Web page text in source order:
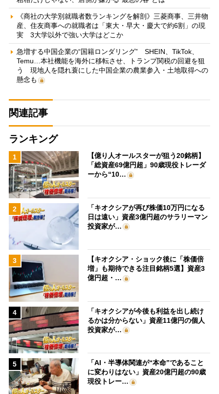
《商社の大学別就職者数ランキングを解剖》三菱商事、三井物
産、住友商事への就職者は「東大・早大・慶大で約6割」の現
実 3大学以外で強い大学はどこか
急増する中国企業の“国籍ロンダリング” SHEIN、TikTok、
Temu…本社機能を海外に移転させ、トランプ関税の回避を狙
う 現地人を隠れ蓑にした中国企業の農業参入・土地取得への
懸念も
関連記事
ランキング
1
【億り人オールスターが狙う20銘柄】
「総資産69億円超」90歳現役トレーダ
ーから“10…
2
「キオクシアが再び株価10万円になる
日は遠い」資産3億円超のサラリーマン
投資家が…
3
【キオクシア・ショック後に「株価倍
増」も期待できる注目銘柄5選】資産3
億円超・…
4
「キオクシアが今後も利益を出し続け
るかは分からない」資産11億円の個人
投資家が…
5
「AI・半導体関連が“本命”であること
に変わりはない」資産20億円超の90歳
現役トレー…